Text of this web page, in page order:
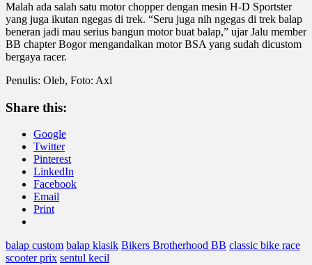
Malah ada salah satu motor chopper dengan mesin H-D Sportster
yang juga ikutan ngegas di trek. “Seru juga nih ngegas di trek balap
beneran jadi mau serius bangun motor buat balap,” ujar Jalu member
BB chapter Bogor mengandalkan motor BSA yang sudah dicustom
bergaya racer.
Penulis: Oleb, Foto: Axl
Share this:
Google
Twitter
Pinterest
LinkedIn
Facebook
Email
Print
balap custom balap klasik Bikers Brotherhood BB classic bike race
scooter prix sentul kecil